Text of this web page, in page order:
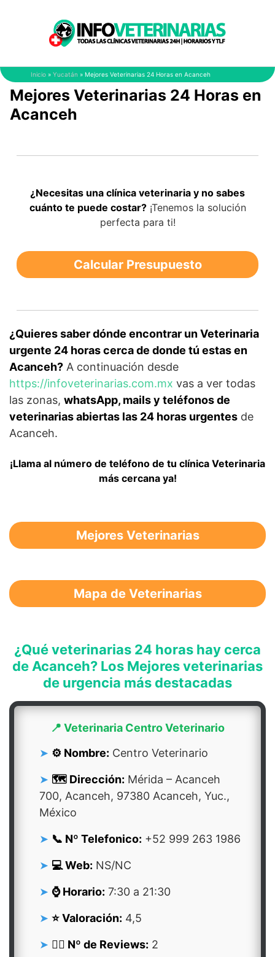
Inicio » Yucatán » Mejores Veterinarias 24 Horas en Acanceh
Mejores Veterinarias 24 Horas en
Acanceh
¿Necesitas una clínica veterinaria y no sabes
cuánto te puede costar?¡Tenemos la solución
perfecta para ti!
Calcular Presupuesto
¿Quieres saber dónde encontrar un Veterinaria
urgente 24 horas cerca de donde tú estas en
Acanceh? A continuación desde
https://infoveterinarias.com.mx vas a ver todas
las zonas, whatsApp, mails y teléfonos de
veterinarias abiertas las 24 horas urgentes de
Acanceh.
¡Llama al número de teléfono de tu clínica Veterinaria
más cercana ya!
Mejores Veterinarias
Mapa de Veterinarias
¿Qué veterinarias 24 horas hay cerca
de Acanceh? Los Mejores veterinarias
de urgencia más destacadas
📍 Veterinaria Centro Veterinario
⚙️ Nombre: Centro Veterinario
🗺️ Dirección: Mérida – Acanceh
700, Acanceh, 97380 Acanceh, Yuc.,
México
📞 Nº Telefonico: +52 999 263 1986
💻 Web: NS/NC
⌚ Horario: 7:30 a 21:30
⭐ Valoración: 4,5
👍🏻 Nº de Reviews: 2